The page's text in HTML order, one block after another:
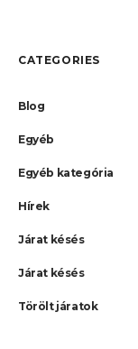
CATEGORIES
Blog
Egyéb
Egyéb kategória
Hírek
Járat késés
Járat késés
Törölt járatok